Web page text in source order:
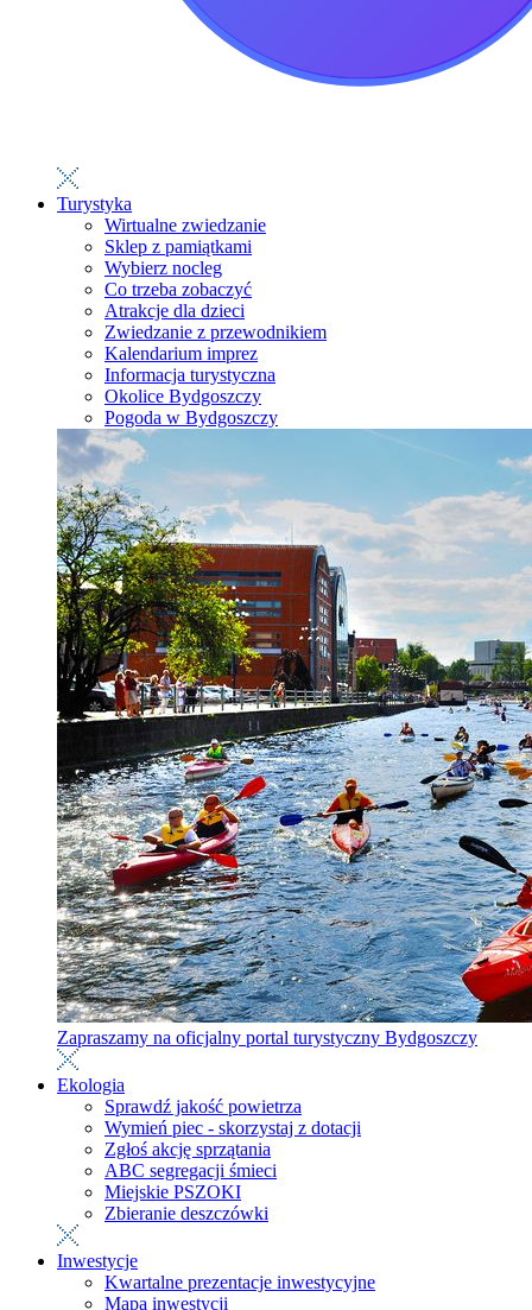
Turystyka
Wirtualne zwiedzanie
Sklep z pamiątkami
Wybierz nocleg
Co trzeba zobaczyć
Atrakcje dla dzieci
Zwiedzanie z przewodnikiem
Kalendarium imprez
Informacja turystyczna
Okolice Bydgoszczy
Pogoda w Bydgoszczy
Zapraszamy na oficjalny portal turystyczny Bydgoszczy
Ekologia
Sprawdź jakość powietrza
Wymień piec - skorzystaj z dotacji
Zgłoś akcję sprzątania
ABC segregacji śmieci
Miejskie PSZOKI
Zbieranie deszczówki
Inwestycje
Kwartalne prezentacje inwestycyjne
Mapa inwestycji